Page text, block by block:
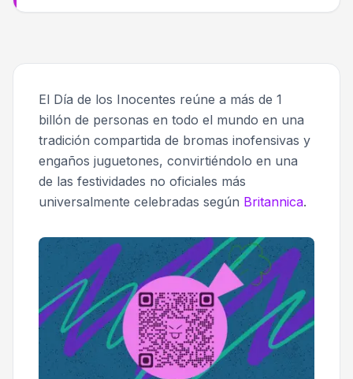
El Día de los Inocentes reúne a más de 1
billón de personas en todo el mundo en una
tradición compartida de bromas inofensivas y
engaños juguetones, convirtiéndolo en una
de las festividades no oficiales más
universalmente celebradas según Britannica.